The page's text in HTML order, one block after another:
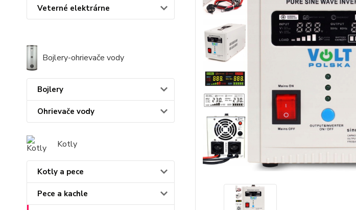
Veterné elektrárne
Bojlery-ohrievače vody
Bojlery
Ohrievače vody
Kotly
Kotly a pece
Pece a kachle